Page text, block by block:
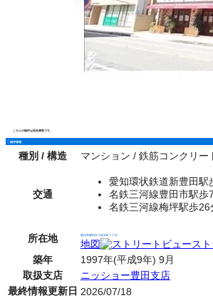
こちらの物件は現在満室です。
物件情報
種別 / 構造 マンション / 鉄筋コンクリー
交通
愛知環状鉄道新豊田駅
名鉄三河線豊田市駅歩
名鉄三河線梅坪駅歩26
所在地 愛知県豊田市小坂本町１丁目
地図
ス
築年
1997年(平成9年) 9月
取扱支店
ニッショー豊田支店
最終情報更新日 2026/07/18